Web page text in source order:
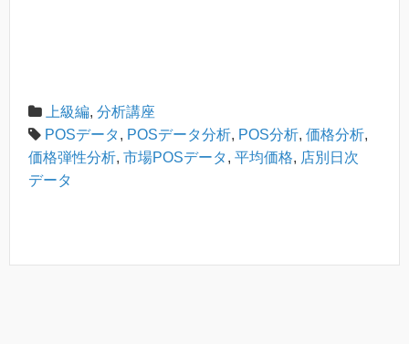
上級編, 分析講座
POSデータ, POSデータ分析, POS分析, 価格分析,
価格弾性分析, 市場POSデータ, 平均価格, 店別日次
データ